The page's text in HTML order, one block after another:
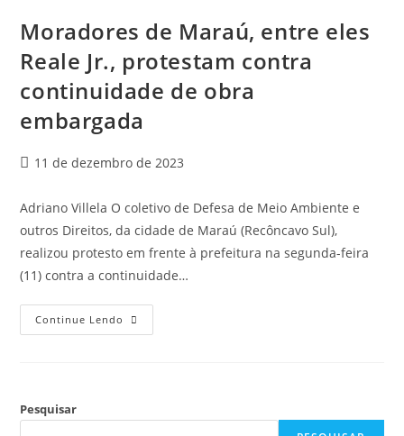
Moradores de Maraú, entre eles
Reale Jr., protestam contra
continuidade de obra
embargada
11 de dezembro de 2023
Adriano Villela O coletivo de Defesa de Meio Ambiente e
outros Direitos, da cidade de Maraú (Recôncavo Sul),
realizou protesto em frente à prefeitura na segunda-feira
(11) contra a continuidade…
Continue Lendo
Pesquisar